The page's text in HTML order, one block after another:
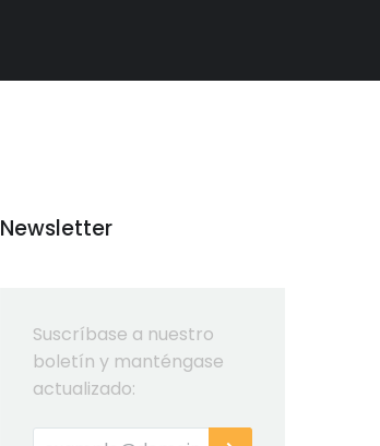
Newsletter
Suscríbase a nuestro
boletín y manténgase
actualizado: